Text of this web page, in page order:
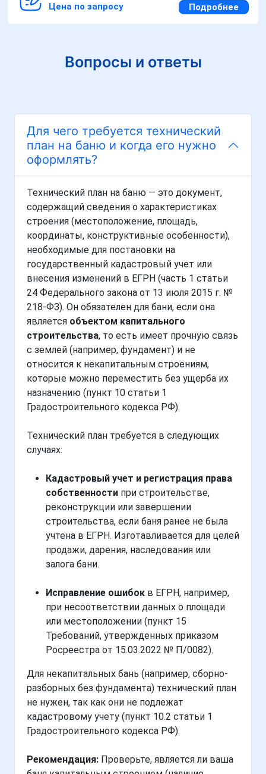
Цена по запросу Подробнее
Вопросы и ответы
Для чего требуется технический
план на баню и когда его нужно
оформлять?
Технический план на баню — это документ,
содержащий сведения о характеристиках
строения (местоположение, площадь,
координаты, конструктивные особенности),
необходимые для постановки на
государственный кадастровый учет или
внесения изменений в ЕГРН (часть 1 статьи
24 Федерального закона от 13 июля 2015 г. №
218-ФЗ). Он обязателен для бани, если она
является объектом капитального
строительства, то есть имеет прочную связь
с землей (например, фундамент) и не
относится к некапитальным строениям,
которые можно переместить без ущерба их
назначению (пункт 10 статьи 1
Градостроительного кодекса РФ).
Технический план требуется в следующих
случаях:
Кадастровый учет и регистрация права
собственности при строительстве,
реконструкции или завершении
строительства, если баня ранее не была
учтена в ЕГРН. Изготавливается для целей
продажи, дарения, наследования или
залога бани.
Исправление ошибок в ЕГРН, например,
при несоответствии данных о площади
или местоположении (пункт 15
Требований, утвержденных приказом
Росреестра от 15.03.2022 № П/0082).
Для некапитальных бань (например, сборно-
разборных без фундамента) технический план
не нужен, так как они не подлежат
кадастровому учету (пункт 10.2 статьи 1
Градостроительного кодекса РФ).
Рекомендация: Проверьте, является ли ваша